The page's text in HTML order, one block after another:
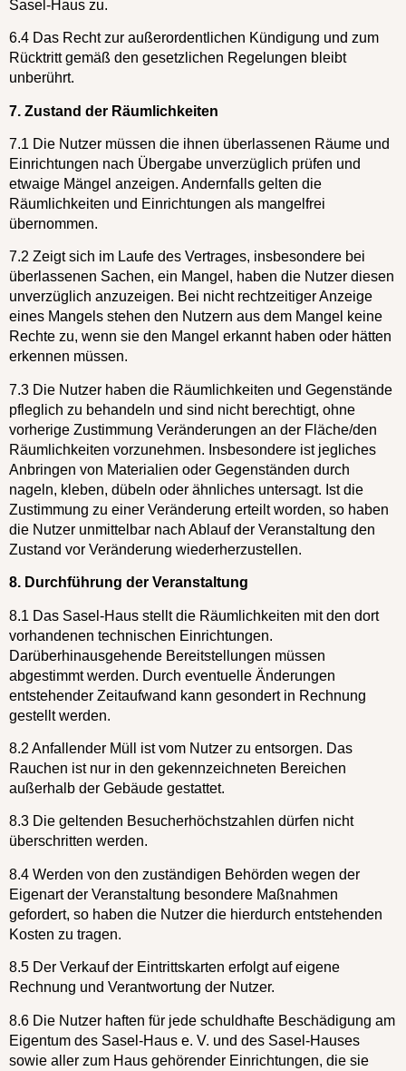
Sasel-Haus zu.
6.4 Das Recht zur außerordentlichen Kündigung und zum
Rücktritt gemäß den gesetzlichen Regelungen bleibt
unberührt.
7. Zustand der Räumlichkeiten
7.1 Die Nutzer müssen die ihnen überlassenen Räume und
Einrichtungen nach Übergabe unverzüglich prüfen und
etwaige Mängel anzeigen. Andernfalls gelten die
Räumlichkeiten und Einrichtungen als mangelfrei
übernommen.
7.2 Zeigt sich im Laufe des Vertrages, insbesondere bei
überlassenen Sachen, ein Mangel, haben die Nutzer diesen
unverzüglich anzuzeigen. Bei nicht rechtzeitiger Anzeige
eines Mangels stehen den Nutzern aus dem Mangel keine
Rechte zu, wenn sie den Mangel erkannt haben oder hätten
erkennen müssen.
7.3 Die Nutzer haben die Räumlichkeiten und Gegenstände
pfleglich zu behandeln und sind nicht berechtigt, ohne
vorherige Zustimmung Veränderungen an der Fläche/den
Räumlichkeiten vorzunehmen. Insbesondere ist jegliches
Anbringen von Materialien oder Gegenständen durch
nageln, kleben, dübeln oder ähnliches untersagt. Ist die
Zustimmung zu einer Veränderung erteilt worden, so haben
die Nutzer unmittelbar nach Ablauf der Veranstaltung den
Zustand vor Veränderung wiederherzustellen.
8. Durchführung der Veranstaltung
8.1 Das Sasel-Haus stellt die Räumlichkeiten mit den dort
vorhandenen technischen Einrichtungen.
Darüberhinausgehende Bereitstellungen müssen
abgestimmt werden. Durch eventuelle Änderungen
entstehender Zeitaufwand kann gesondert in Rechnung
gestellt werden.
8.2 Anfallender Müll ist vom Nutzer zu entsorgen. Das
Rauchen ist nur in den gekennzeichneten Bereichen
außerhalb der Gebäude gestattet.
8.3 Die geltenden Besucherhöchstzahlen dürfen nicht
überschritten werden.
8.4 Werden von den zuständigen Behörden wegen der
Eigenart der Veranstaltung besondere Maß­nahmen
gefordert, so haben die Nutzer die hierdurch entstehenden
Kosten zu tragen.
8.5 Der Verkauf der Eintrittskarten erfolgt auf eigene
Rechnung und Verantwortung der Nutzer.
8.6 Die Nutzer haften für jede schuldhafte Beschädigung am
Eigentum des Sasel-Haus e. V. und des Sasel-Hauses
sowie aller zum Haus gehörender Einrichtungen, die sie